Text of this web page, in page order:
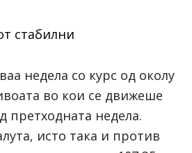
недела со курс од околу
во кои се движеше
претходната недела.
исто така и против